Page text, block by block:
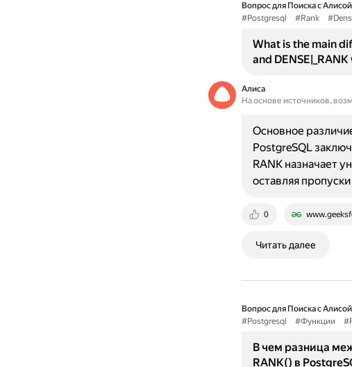
Вопрос для Поиска с Алисой
#Postgresql
#Rank
What is the main
and
Алиса
На основе источников,
0
Основное
PostgreSQL
RANK назначает
оставляя
Читать далее
Вопрос для Поиска с Алисой
#Postgresql
#Функции
В чем разница
RANK() в